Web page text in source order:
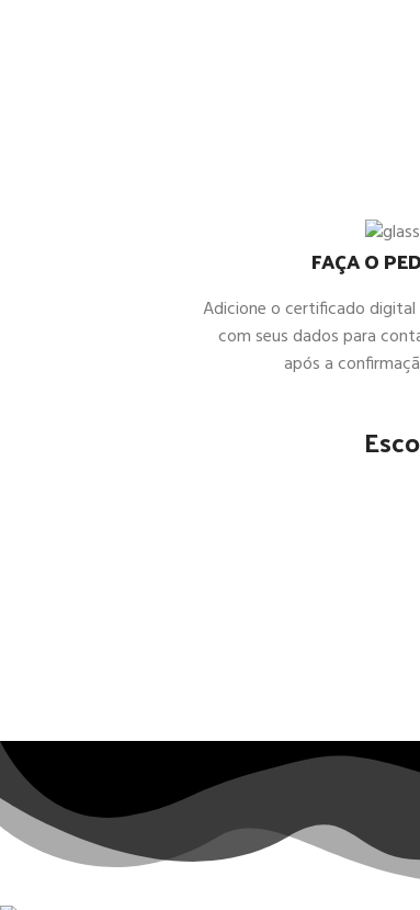
FAÇA O
Adicione o certificado
com seus dados para
após a